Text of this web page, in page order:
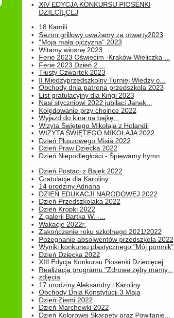
XIV EDYCJA KONKURSU PIOSENKI
DZIECIĘCEJ
18 Kamili
Sezon grillowy uważamy za otwarty2023
"Moja mała ojczyzna" 2023
Witamy wiosnę 2023
Ferie 2023 Oświęcim -Kraków-Wieliczka ...
Ferie 2023 Dzień 2 ...
Tłusty Czwartek 2023
II Międzyprzedszkolny Turniej Wiedzy o...
Obchody dnia patrona przedszkola 2023
List gratulacyjny dla Kingi 2023
Nasi styczniowi 2022 jubilaci Janek...
Kolędowanie przy choince 2022
Wyjazd do kina na bajkę...
Wizyta Świętego Mikołaja z Holandii
WIZYTA ŚWIĘTEGO MIKOŁAJA 2022
Dzień Pluszowego Misia 2022
Dzień Praw Dziecka 2022
Dzień Niepodległości - Śpiewamy hymn...
Dzień Postaci z Bajek 2022
Gratulacje dla Karoliny
14 urodziny Adriana
DZIEŃ EDUKACJI NARODOWEJ 2022
Dzień Przedszkolaka 2022
Dzień Kropki 2022
Z galerii Bartka W. -...
Wakacje 2022r.
Zakończenie roku szkolnego 2021/2022
Pożegnanie absolwentów przedszkola 2022
Wyniki konkursu plastycznego "Mój pomnik"
Dzień Dziecka 2022
XIII Edycja Konkursu Piosenki Dziecięcej
Realizacja programu "Zdrowe zęby mamy...
zdjęcia
17 urodziny Aleksandry i Karoliny
Obchody Dnia Konstytucji 3 Maja
Dzień Ziemi 2022
Dzień Marchewki 2022
Dzień Kolorowej Skarpety oraz Powitanie...